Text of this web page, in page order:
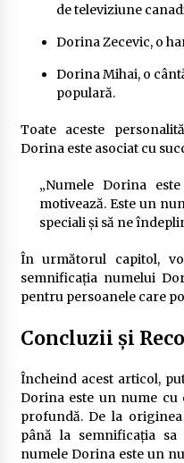
de televiziune
Dorina Zecevic, o
Dorina Mihai, o
populară.
Toate aceste
Dorina este asociat cu
„Numele Dorina
motivează. Este un
speciali și să ne
În următorul capitol,
semnificația numelui
pentru persoanele care
Concluzii și
Încheind acest articol,
Dorina este un nume cu
profundă. De la
până la semnificația
numele Dorina este un